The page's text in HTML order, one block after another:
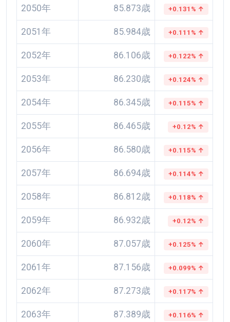
2050年 85.873歳 +0.131% ↑
2051年 85.984歳 +0.111% ↑
2052年 86.106歳 +0.122% ↑
2053年 86.230歳 +0.124% ↑
2054年 86.345歳 +0.115% ↑
2055年 86.465歳 +0.12% ↑
2056年 86.580歳 +0.115% ↑
2057年 86.694歳 +0.114% ↑
2058年 86.812歳 +0.118% ↑
2059年 86.932歳 +0.12% ↑
2060年 87.057歳 +0.125% ↑
2061年 87.156歳 +0.099% ↑
2062年 87.273歳 +0.117% ↑
2063年 87.389歳 +0.116% ↑